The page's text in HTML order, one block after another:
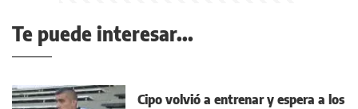
Te puede interesar...
Cipo volvió a entrenar y espera a los